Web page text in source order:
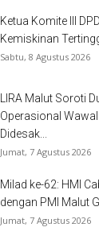
Ketua Komite III
Kemiskinan
Sabtu, 8 Agustus 2026
LIRA Malut Soroti
Operasional
Didesak...
Jumat, 7 Agustus 2026
Milad ke-62: HMI
dengan PMI Malut
Jumat, 7 Agustus 2026